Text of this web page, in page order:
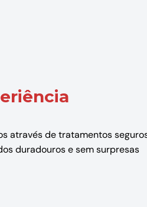
através de tratamentos
duradouros e sem surpresas